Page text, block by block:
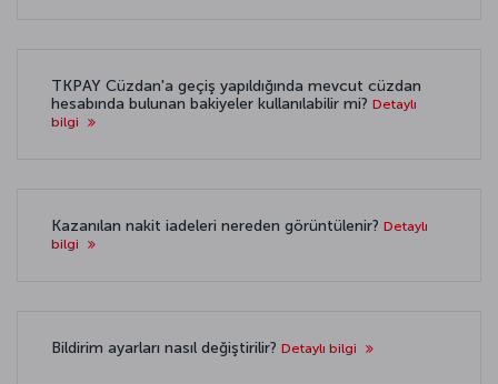
TKPAY Cüzdan'a geçiş yapıldığında mevcut cüzdan
hesabında bulunan bakiyeler kullanılabilir mi? Detaylı
bilgi
Kazanılan nakit iadeleri nereden görüntülenir? Detaylı
bilgi
Bildirim ayarları nasıl değiştirilir? Detaylı bilgi